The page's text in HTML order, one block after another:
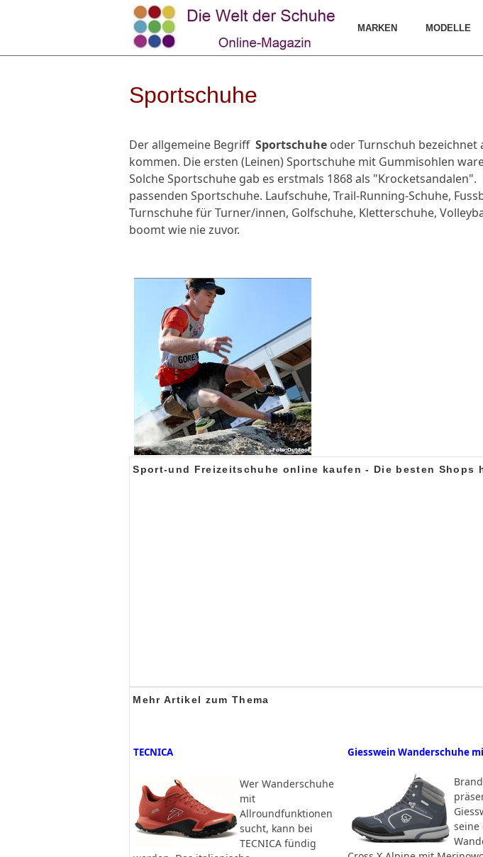
MARKEN MODELLE
Sportschuhe
Der allgemeine Begriff Sportschuhe oder Turnschuh bezeichnet
kommen. Die ersten (Leinen) Sportschuhe mit Gummisohlen
Solche Sportschuhe gab es erstmals 1868 als
passenden Sportschuhe. Laufschuhe, Trail-Running-Schuhe,
Turnschuhe für Turner/innen, Golfschuhe, Kletterschuhe,
boomt wie nie zuvor.
Sport-und Freizeitschuhe online kaufen - Die besten Shops
Mehr Artikel zum Thema
TECNICA
Wer Wanderschuhe
mit
Allroundfunktionen
sucht, kann bei
TECNICA fündig
Giesswein Wanderschuhe
seine